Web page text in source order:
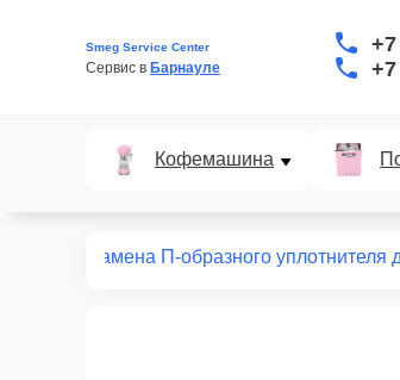
Smeg Service Center
Сервис в Барнауле
Кофемашина
Замена П-образного уплотнителя